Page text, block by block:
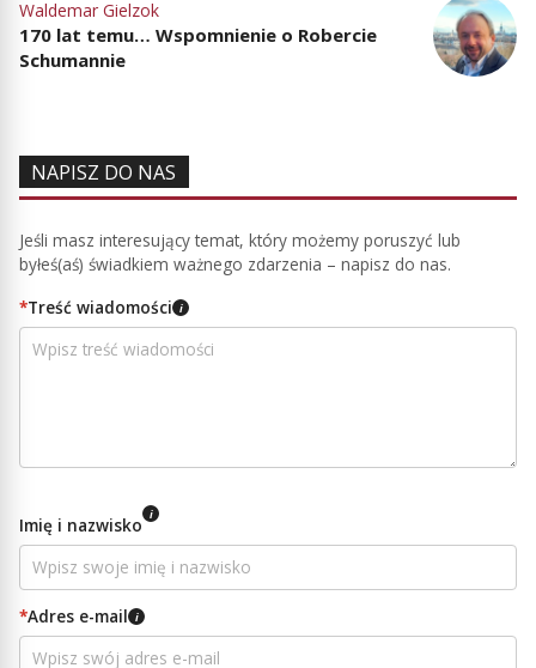
Waldemar Gielzok
170 lat temu… Wspomnienie o Robercie
Schumannie
NAPISZ DO NAS
Jeśli masz interesujący temat, który możemy poruszyć lub
byłeś(aś) świadkiem ważnego zdarzenia – napisz do nas.
*Treść wiadomości i
Imię i nazwisko i
*Adres e-mail i